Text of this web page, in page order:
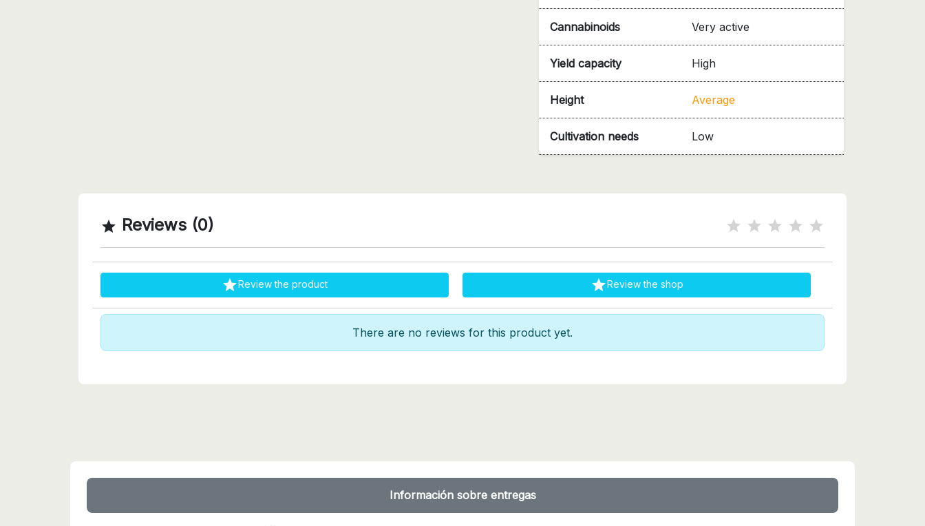
Cannabinoids Very active
Yield capacity High
Height Average
Cultivation needs Low
 Reviews (0)
Review the product Review the shop
There are no reviews for this product yet.
Información sobre entregas